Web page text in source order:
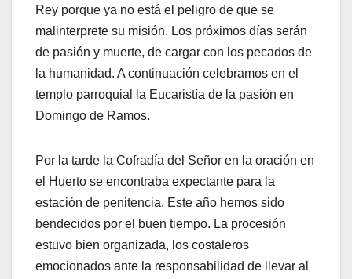
Rey porque ya no está el peligro de que se
malinterprete su misión. Los próximos días serán
de pasión y muerte, de cargar con los pecados de
la humanidad. A continuación celebramos en el
templo parroquial la Eucaristía de la pasión en
Domingo de Ramos.
Por la tarde la Cofradía del Señor en la oración en
el Huerto se encontraba expectante para la
estación de penitencia. Este año hemos sido
bendecidos por el buen tiempo. La procesión
estuvo bien organizada, los costaleros
emocionados ante la responsabilidad de llevar al